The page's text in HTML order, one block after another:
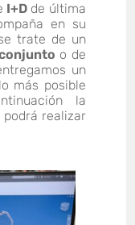
I+D de última
en su
trate de un
o de
un
más posible
la
realizar